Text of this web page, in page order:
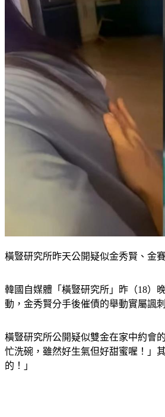
橫豎研究所昨天公開疑似金秀賢、金
韓國自媒體「橫豎研究所」昨（18）
動，金秀賢分手後催債的舉動實屬諷
橫豎研究所公開疑似雙金在家中約會
忙洗碗，雖然好生氣但好甜蜜喔！」
的！」